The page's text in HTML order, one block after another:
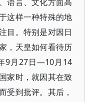
这样一种特殊的地
目。特别是对因日
，天皇如何看待历
9月27日—10月14
家时，就因其在致
受到批评。其后，